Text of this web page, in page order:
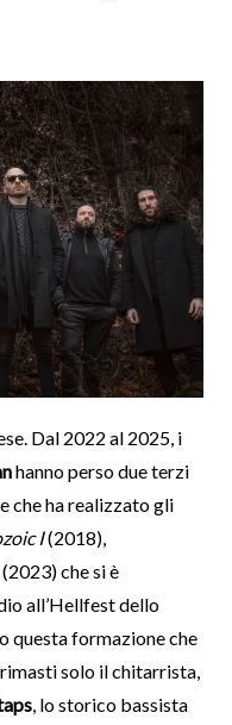
Dal 2022 al 2025, i
hanno perso due terzi
che ha realizzato gli
I(2018),
che si è
all’Hellfest dello
questa formazione che
solo il chitarrista,
, lo storico bassista